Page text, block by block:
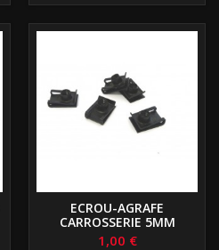
ECROU-AGRAFE
CARROSSERIE 5MM
1,00 €